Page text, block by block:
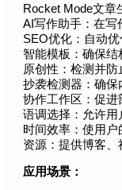
Rocket Mode文章
AI写作助手：在写
SEO优化：自动优
智能模板：确保结
原创性：检测并防
抄袭检测器：确保
协作工作区：促进
语调选择：允许用
时间效率：使用户
资源：提供博客、
应用场景：